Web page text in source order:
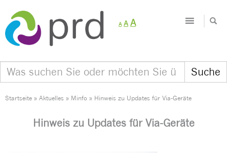
A
Decrease
font
A Reset
AIncrease
Startseite » Aktuelles » Minfo » Hinweis zu Updates für Via-Geräte
Hinweis zu Updates für Via-Geräte